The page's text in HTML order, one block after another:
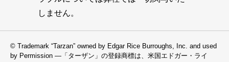
しません。
© Trademark “Tarzan” owned by Edgar Rice Burroughs, Inc. and used
by Permission —「ターザン」の登録商標は、米国エドガー・ライ